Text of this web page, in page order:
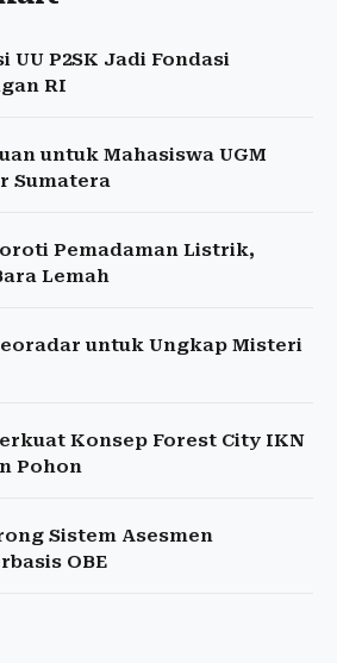
UU P2SK Jadi Fondasi
RI
untuk Mahasiswa UGM
Sumatera
Pemadaman Listrik,
Lemah
untuk Ungkap Misteri
Konsep Forest City IKN
Pohon
Sistem Asesmen
OBE